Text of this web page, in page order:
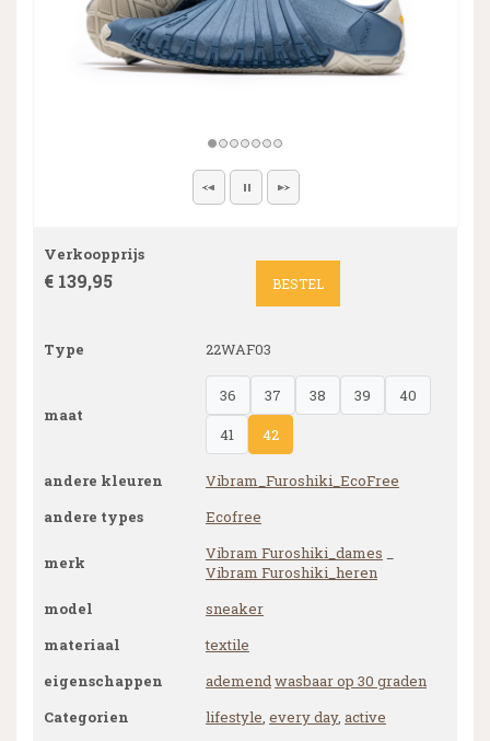
Verkoopprijs
€ 139,95 BESTEL
Type 22WAF03
maat
36 37 38 39
40
41
42
andere kleuren
Vibram_Furoshiki_EcoFree
andere types
Ecofree
merk Vibram Furoshiki_dames
Vibram Furoshiki_heren
model
sneaker
materiaal
textile
eigenschappen
ademendwasbaar op 30 graden
Categorien
lifestyle, every day, active